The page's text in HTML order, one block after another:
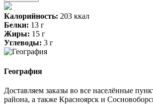
Калорийность: 203 ккал
Белки: 13 г
Жиры: 15 г
Углеводы: 3 г
География
Доставляем заказы во все населённые
района, а также Красноярск и